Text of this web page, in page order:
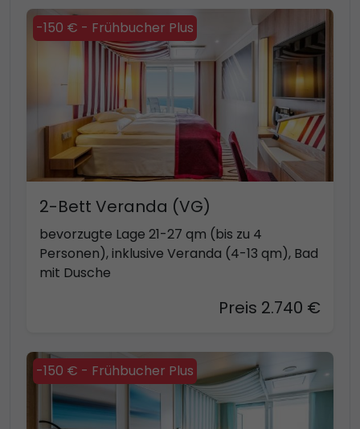
-150 € - Frühbucher Plus
2-Bett Veranda (VG)
bevorzugte Lage 21-27 qm (bis zu 4
Personen), inklusive Veranda (4-13 qm), Bad
mit Dusche
Preis 2.740 €
-150 € - Frühbucher Plus